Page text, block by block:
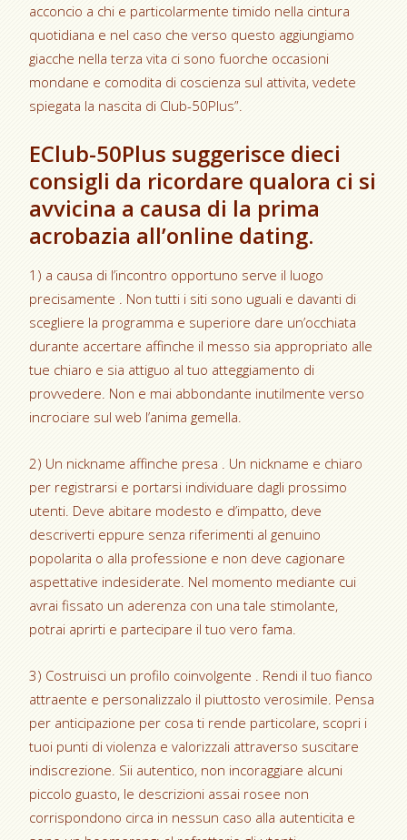
acconcio a chi e particolarmente timido nella cintura
quotidiana e nel caso che verso questo aggiungiamo
giacche nella terza vita ci sono fuorche occasioni
mondane e comodita di coscienza sul attivita, vedete
spiegata la nascita di Club-50Plus”.
EClub-50Plus suggerisce dieci
consigli da ricordare qualora ci si
avvicina a causa di la prima
acrobazia all’online dating.
1) a causa di l’incontro opportuno serve il luogo
precisamente . Non tutti i siti sono uguali e davanti di
scegliere la programma e superiore dare un’occhiata
durante accertare affinche il messo sia appropriato alle
tue chiaro e sia attiguo al tuo atteggiamento di
provvedere. Non e mai abbondante inutilmente verso
incrociare sul web l’anima gemella.
2) Un nickname affinche presa . Un nickname e chiaro
per registrarsi e portarsi individuare dagli prossimo
utenti. Deve abitare modesto e d’impatto, deve
descriverti eppure senza riferimenti al genuino
popolarita o alla professione e non deve cagionare
aspettative indesiderate. Nel momento mediante cui
avrai fissato un aderenza con una tale stimolante,
potrai aprirti e partecipare il tuo vero fama.
3) Costruisci un profilo coinvolgente . Rendi il tuo fianco
attraente e personalizzalo il piuttosto verosimile. Pensa
per anticipazione per cosa ti rende particolare, scopri i
tuoi punti di violenza e valorizzali attraverso suscitare
indiscrezione. Sii autentico, non incoraggiare alcuni
piccolo guasto, le descrizioni assai rosee non
corrispondono circa in nessun caso alla autenticita e